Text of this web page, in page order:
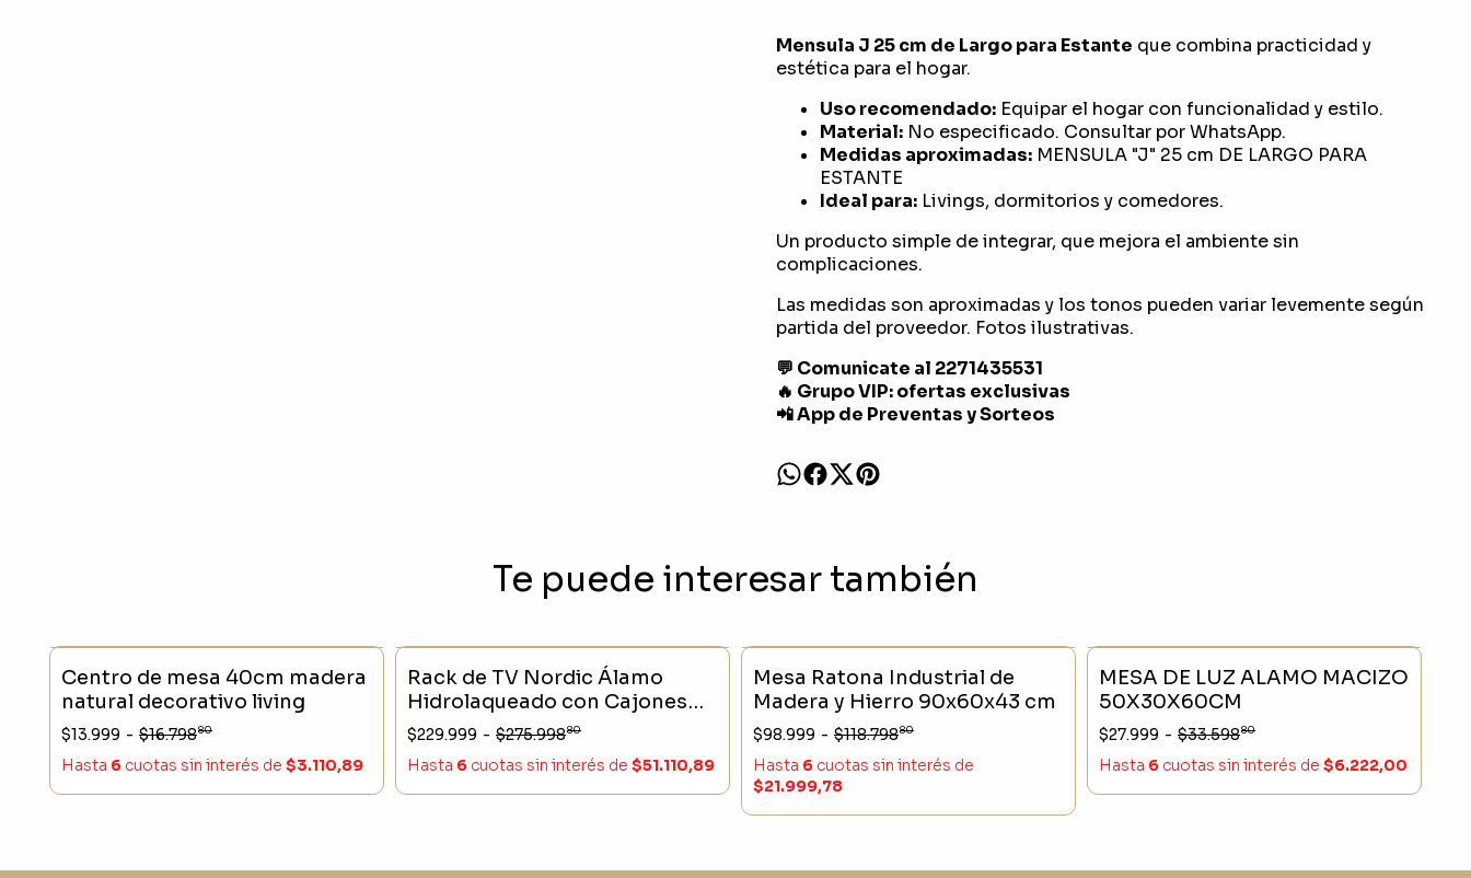
Mensula J 25 cm de Largo para Estante que combina practicidad y
estética para el hogar.
Uso recomendado:Equipar el hogar con funcionalidad y estilo.
Material:No especificado. Consultar por WhatsApp.
Medidas aproximadas:MENSULA "J" 25 cm DE LARGO PARA
ESTANTE
Ideal para:Livings, dormitorios y comedores.
Un producto simple de integrar, que mejora el ambiente sin
complicaciones.
Las medidas son aproximadas y los tonos pueden variar levemente según
partida del proveedor. Fotos ilustrativas.
💬 Comunicate al 2271435531
🔥 Grupo VIP: ofertas exclusivas
📲 App de Preventas y Sorteos
Te puede interesar también
SIN STOCK - 16 %
Centro de mesa 40cm madera
natural decorativo living
$13.999 - $16.79880
Hasta 6 cuotas sin interés de $3.110,89
SIN STOCK
Rack de TV Nordic Álamo
Hidrolaqueado con Cajones
120cm
$229.999 - $275.99880
Hasta 6 cuotas sin interés de $51.110,89
SIN STOCK
Mesa Ratona Industrial de
Madera y Hierro 90x60x43 cm
$98.999 - $118.79880
Hasta 6 cuotas sin interés de
$21.999,78
SIN STOCK - 16 %
MESA DE LUZ ALAMO MACIZO
50X30X60CM
$27.999 - $33.59880
Hasta 6 cuotas sin interés de $6.222,00